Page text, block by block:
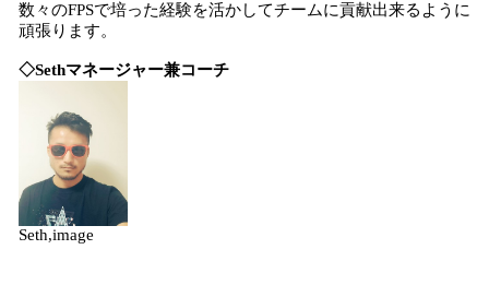
数々のFPSで培った経験を活かしてチームに貢献出来るように
頑張ります。
◇Sethマネージャー兼コーチ
Seth,image